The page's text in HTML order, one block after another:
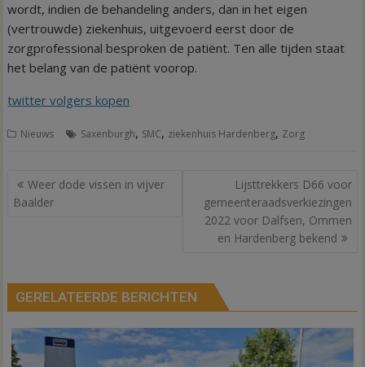
wordt, indien de behandeling anders, dan in het eigen
(vertrouwde) ziekenhuis, uitgevoerd eerst door de
zorgprofessional besproken de patiënt. Ten alle tijden staat
het belang van de patiënt voorop.
twitter volgers kopen
Nieuws Saxenburgh, SMC, ziekenhuis Hardenberg, Zorg
Bericht
navigatie
Weer dode vissen in vijver
Baalder
Lijsttrekkers D66 voor
gemeenteraadsverkiezingen
2022 voor Dalfsen, Ommen
en Hardenberg bekend
GERELATEERDE BERICHTEN